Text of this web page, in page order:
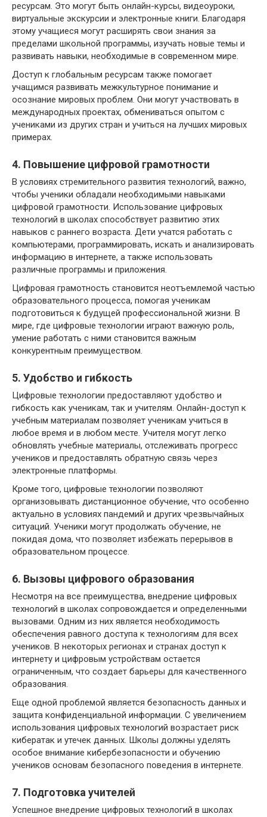
ресурсам. Это могут быть онлайн-курсы, видеоуроки,
виртуальные экскурсии и электронные книги. Благодаря
этому учащиеся могут расширять свои знания за
пределами школьной программы, изучать новые темы и
развивать навыки, необходимые в современном мире.
Доступ к глобальным ресурсам также помогает
учащимся развивать межкультурное понимание и
осознание мировых проблем. Они могут участвовать в
международных проектах, обмениваться опытом с
учениками из других стран и учиться на лучших мировых
примерах.
4. Повышение цифровой грамотности
В условиях стремительного развития технологий, важно,
чтобы ученики обладали необходимыми навыками
цифровой грамотности. Использование цифровых
технологий в школах способствует развитию этих
навыков с раннего возраста. Дети учатся работать с
компьютерами, программировать, искать и анализировать
информацию в интернете, а также использовать
различные программы и приложения.
Цифровая грамотность становится неотъемлемой частью
образовательного процесса, помогая ученикам
подготовиться к будущей профессиональной жизни. В
мире, где цифровые технологии играют важную роль,
умение работать с ними становится важным
конкурентным преимуществом.
5. Удобство и гибкость
Цифровые технологии предоставляют удобство и
гибкость как ученикам, так и учителям. Онлайн-доступ к
учебным материалам позволяет ученикам учиться в
любое время и в любом месте. Учителя могут легко
обновлять учебные материалы, отслеживать прогресс
учеников и предоставлять обратную связь через
электронные платформы.
Кроме того, цифровые технологии позволяют
организовывать дистанционное обучение, что особенно
актуально в условиях пандемий и других чрезвычайных
ситуаций. Ученики могут продолжать обучение, не
покидая дома, что позволяет избежать перерывов в
образовательном процессе.
6. Вызовы цифрового образования
Несмотря на все преимущества, внедрение цифровых
технологий в школах сопровождается и определенными
вызовами. Одним из них является необходимость
обеспечения равного доступа к технологиям для всех
учеников. В некоторых регионах и странах доступ к
интернету и цифровым устройствам остается
ограниченным, что создает барьеры для качественного
образования.
Еще одной проблемой является безопасность данных и
защита конфиденциальной информации. С увеличением
использования цифровых технологий возрастает риск
кибератак и утечек данных. Школы должны уделять
особое внимание кибербезопасности и обучению
учеников основам безопасного поведения в интернете.
7. Подготовка учителей
Успешное внедрение цифровых технологий в школах